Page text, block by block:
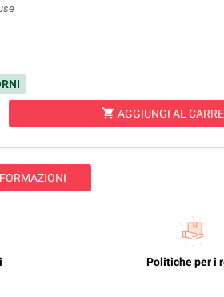
shopping_cart AGGIUNGI AL
Politiche per i